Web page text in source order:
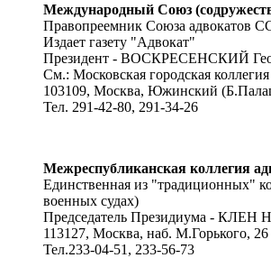
Международный Союз
Правопреемник Союза адвокатов
Издает газету "Адвокат"
Президент - ВОСКРЕСЕНСКИЙ
См.: Московская городская
103109, Москва, Южинский
Тел. 291-42-80, 291-34-26
Межреспубликанская коллегия
Единственная из "традиционных"
военных судах)
Председатель Президиума - КЛЕН
113127, Москва, наб. М.Горького, 26
Тел.233-04-51, 233-56-73